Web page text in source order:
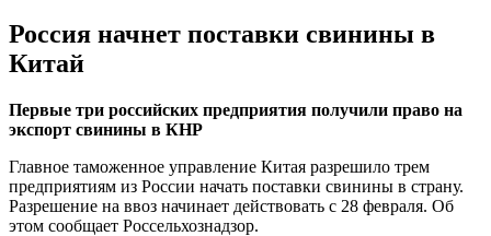
Россия начнет поставки свинины в
Китай
Первые три российских предприятия получили право на
экспорт свинины в КНР
Главное таможенное управление Китая разрешило трем
предприятиям из России начать поставки свинины в страну.
Разрешение на ввоз начинает действовать с 28 февраля. Об
этом сообщает Россельхознадзор.